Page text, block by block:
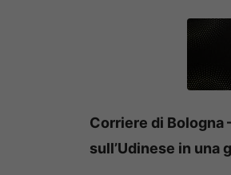
Corriere di Bologna
sull’Udinese in una